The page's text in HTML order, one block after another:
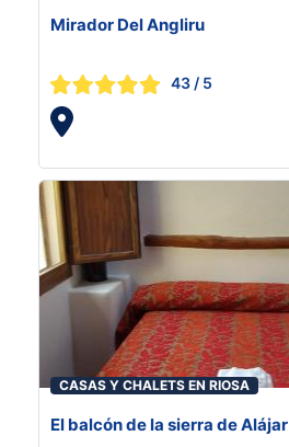
Mirador Del Angliru
43 / 5
CASAS Y CHALETS EN RIOSA
El balcón de la sierra de Alájar